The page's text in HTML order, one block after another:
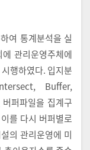
여 통계분석을 실
관리운영주체에
행하였다. 입지분
Buffer,
퍼파일을 집계구
를 다시 버퍼별로
의 관리운영에 미